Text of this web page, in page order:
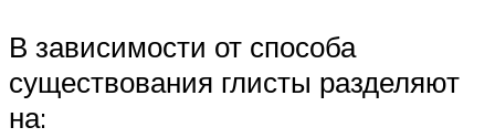
В зависимости от способа
существования глисты разделяют
на: